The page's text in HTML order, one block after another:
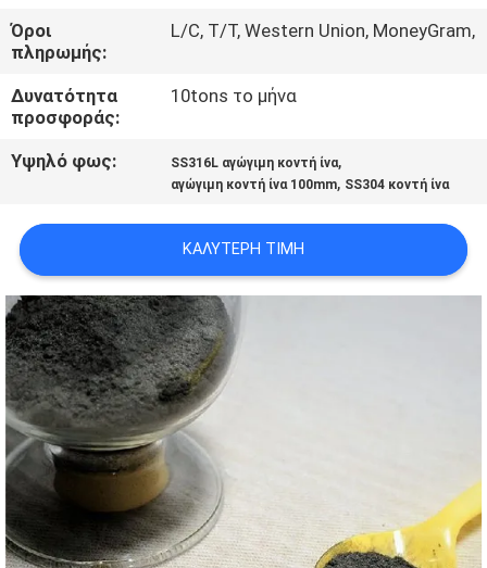
ΜΑΣ
ΕΛΆΤΕ
ΣΕ
ΕΠΑΦΉ
ΜΕ
ΖΗΤΉΣΤΕ
ΈΝΑ
ΑΠΌΣΠΑΣΜΑ
ΧΆΡΤΗΣ
ΙΣΤΌΤΟΠΟΥ
ΠΟΛΙΤΙΚΉ
ΜΥΣΤΙΚΌΤΗΤΑΣ
Όροι
πληρωμής:
L/C, T/T, Western Union, MoneyGram,
Δυνατότητα
προσφοράς:
10tons το μήνα
Υψηλό φως: SS316L αγώγιμη κοντή ίνα,
αγώγιμη κοντή ίνα 100mm, SS304 κοντή ίνα
ΚΑΛΎΤΕΡΗ ΤΙΜΉ